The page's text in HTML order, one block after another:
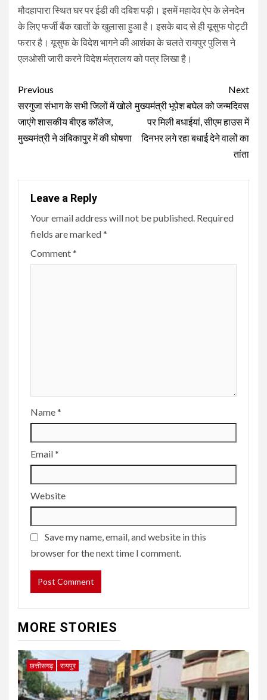
मौदहापारा स्थित घर पर ईडी की दबिश पड़ी। इसमें महादेव ऐप के लेनदेन
के लिए फर्जी बैंक खातों के खुलासा हुआ है। इसके बाद से ही यूसुफ पोट्टी
फरार है। यूसुफ के विदेश भागने की आशंका के चलते रायपुर पुलिस ने
एलओसी जारी करने विदेश मंत्रालय को पत्र लिखा है।
Continue
Reading
Previous
सरगुजा संभाग के सभी जिलों में खोले
जाएंगे शासकीय बीएड कॉलेज,
मुख्यमंत्री ने अंबिकापुर में की घोषणा
Next
मुख्यमंत्री भूपेश बघेल को जन्मदिवस
पर मिली बधाईयां, सीएम हाउस में
दिनभर लगे रहा बधाई देने वालों का
तांता
Leave a Reply
Your email address will not be published. Required
fields are marked*
Comment*
Name*
Email*
Website
Save my name, email, and website in this
browser for the next time I comment.
MORE STORIES
छत्तीसगढ़ रायपुर